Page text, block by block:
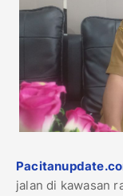
jalan di kawasan